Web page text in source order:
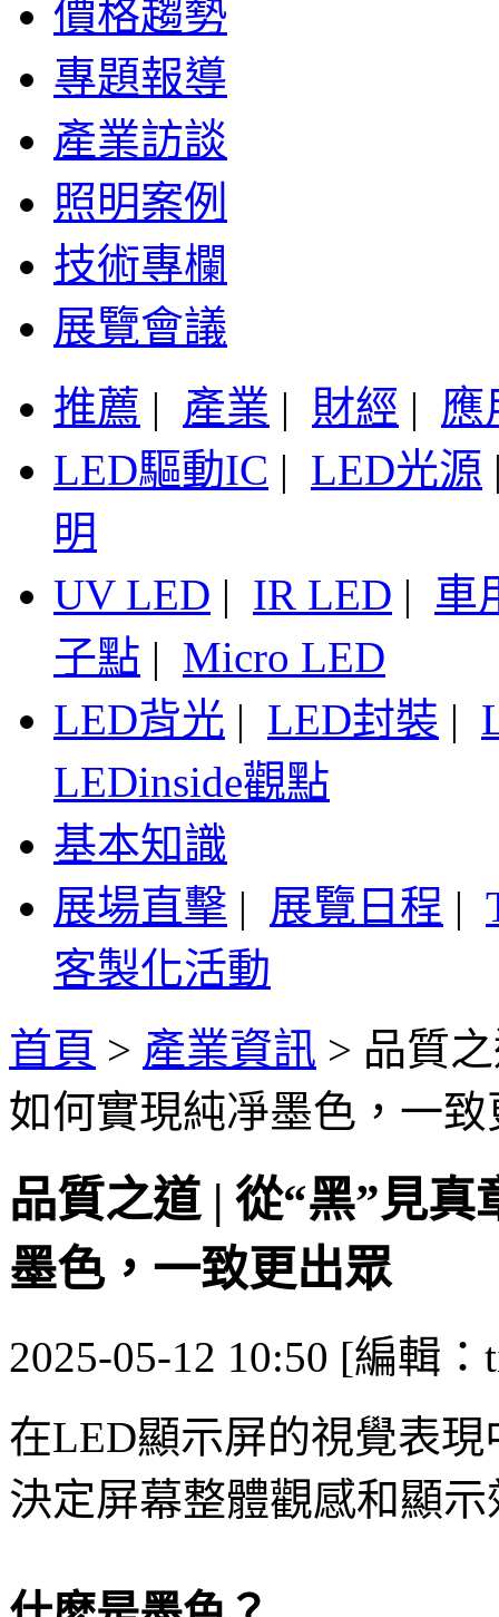
價格趨勢
專題報導
產業訪談
照明案例
技術專欄
展覽會議
推薦 | 產業 | 財經 | 應
LED驅動IC | LED光源
明
UV LED | IR LED | 車
子點 | Micro LED
LED背光 | LED封裝 |
LEDinside觀點
基本知識
展場直擊 | 展覽日程 |
客製化活動
首頁 > 產業資訊 > 品質
如何實現純凈墨色，一致
品質之道 | 從“黑”見
墨色，一致更出眾
2025-05-12 10:50 [編輯：
在LED顯示屏的視覺表
決定屏幕整體觀感和顯